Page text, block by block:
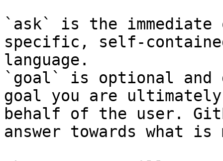
`ask` is the
specific, self-
language.
`goal` is optional and
goal you are
behalf of the user.
answer towards what